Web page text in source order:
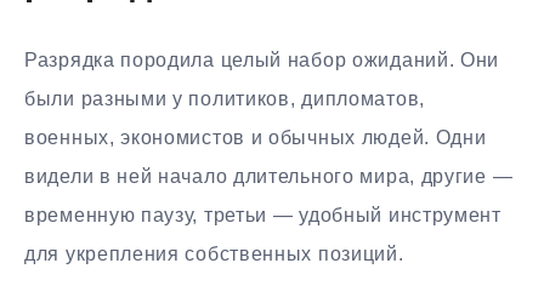
Разрядка породила целый набор ожиданий. Они
были разными у политиков, дипломатов,
военных, экономистов и обычных людей. Одни
видели в ней начало длительного мира, другие —
временную паузу, третьи — удобный инструмент
для укрепления собственных позиций.